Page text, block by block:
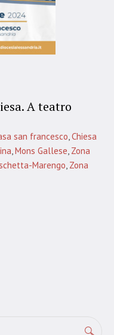
A teatro
san francesco Chiesa
Mons Gallese Zona
Marengo Zona